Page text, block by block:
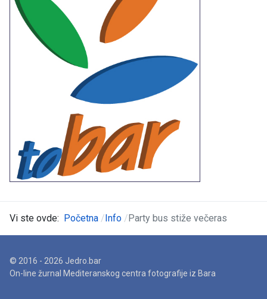
Vi ste ovde: Početna Info Party bus stiže večeras
© 2016 - 2026 Jedro.bar
On-line žurnal Mediteranskog centra fotografije iz Bara